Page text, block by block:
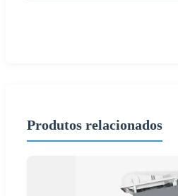
Produtos relacionados